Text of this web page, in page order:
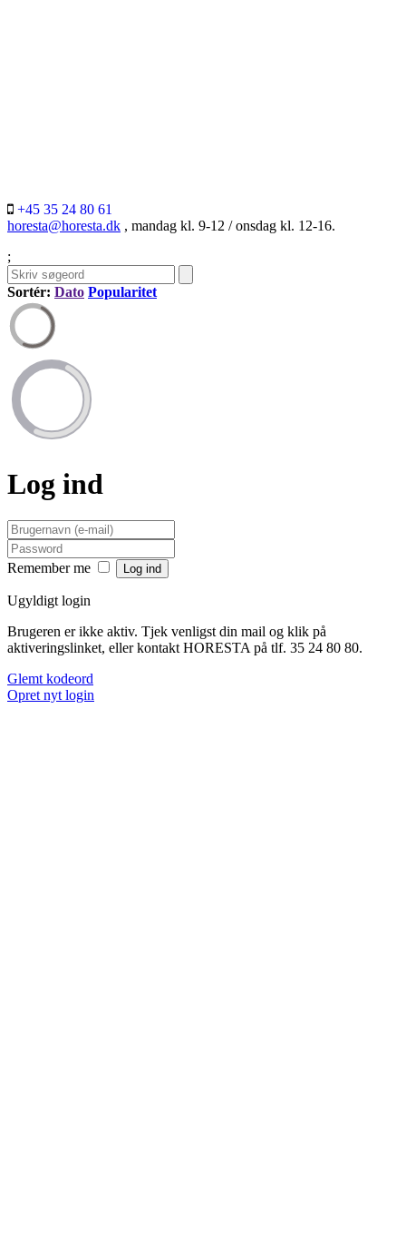
+45 35 24 80 61
horesta@horesta.dk , mandag kl. 9-12 / onsdag kl. 12-16.
;
Sortér: Dato Popularitet
Log ind
Remember me
Ugyldigt login
Brugeren er ikke aktiv. Tjek venligst din mail og klik på
aktiveringslinket, eller kontakt HORESTA på tlf. 35 24 80 80.
Glemt kodeord
Opret nyt login